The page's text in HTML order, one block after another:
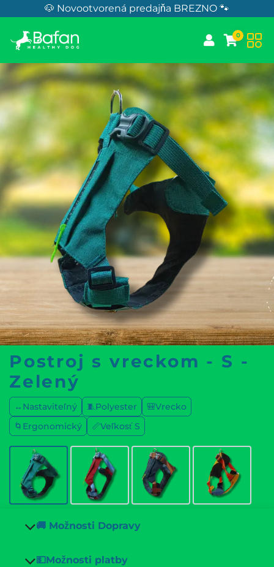
Skip to Content🐶 Novootvorená predajňa BREZNO 🐾
0
Postroj s vreckom - S -
Zelený
↔️Nastaviteľný 🧵Polyester
🎒Vrecko
🌀Ergonomický
📏Veľkosť S
🚚 Možnosti Dopravy
💵Možnosti platby